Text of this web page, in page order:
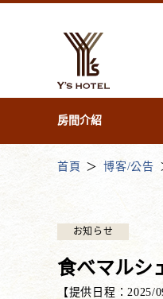
房間介紹
首頁 博客/公告
お知らせ
食べマルシ
【提供日程：2025/